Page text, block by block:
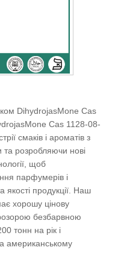
DihydrojasMone Cas
Cas 1128-08-
смаків і ароматів з
та розробляючи нові
щоб
парфумерів і
якості продукції. Наш
хорошу цінову
безбарвною
тонн на рік і
американському